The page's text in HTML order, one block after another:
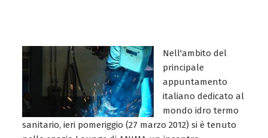
Nell'ambito del
principale
appuntamento
italiano dedicato al
mondo idro termo
sanitario, ieri pomeriggio (27 marzo 2012) si è tenuto